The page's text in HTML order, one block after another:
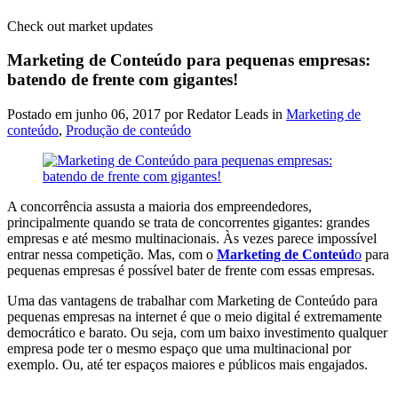
Check out market updates
Marketing de Conteúdo para pequenas empresas:
batendo de frente com gigantes!
Postado em junho 06, 2017 por Redator Leads in Marketing de
conteúdo, Produção de conteúdo
A concorrência assusta a maioria dos empreendedores,
principalmente quando se trata de concorrentes gigantes: grandes
empresas e até mesmo multinacionais. Às vezes parece impossível
entrar nessa competição. Mas, com o Marketing de Conteúdo para
pequenas empresas é possível bater de frente com essas empresas.
Uma das vantagens de trabalhar com Marketing de Conteúdo para
pequenas empresas na internet é que o meio digital é extremamente
democrático e barato. Ou seja, com um baixo investimento qualquer
empresa pode ter o mesmo espaço que uma multinacional por
exemplo. Ou, até ter espaços maiores e públicos mais engajados.